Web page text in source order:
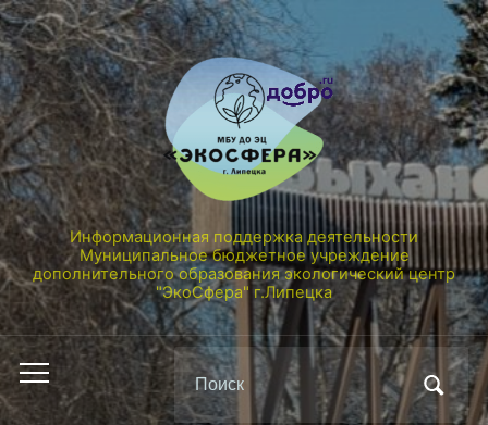
Информационная поддержка деятельности
Муниципальное бюджетное учреждение
дополнительного образования экологический центр
"ЭкоСфера" г.Липецка
Переключить
мобильное
Поиск
по: